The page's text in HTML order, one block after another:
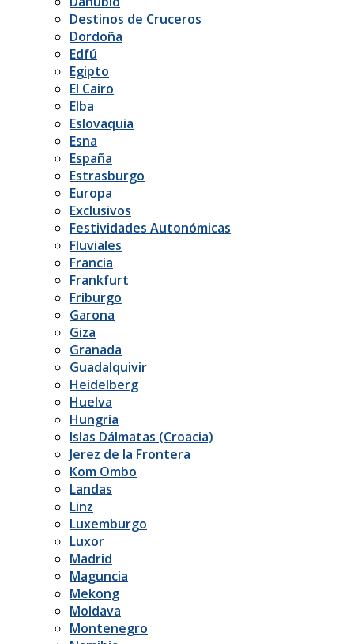
Destinos de Cruceros
Dordoña
Edfú
Egipto
El Cairo
Elba
Eslovaquia
Esna
España
Estrasburgo
Europa
Exclusivos
Festividades Autonómicas
Fluviales
Francia
Frankfurt
Friburgo
Garona
Giza
Granada
Guadalquivir
Heidelberg
Huelva
Hungría
Islas Dálmatas (Croacia)
Jerez de la Frontera
Kom Ombo
Landas
Linz
Luxemburgo
Luxor
Madrid
Maguncia
Mekong
Moldava
Montenegro